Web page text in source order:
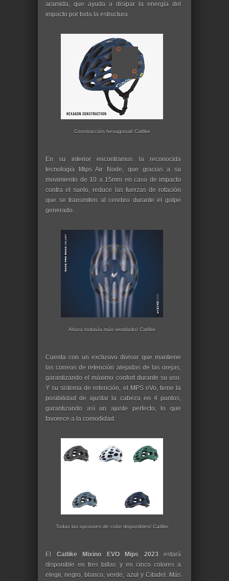
aramida, que ayuda a disipar la energía del
impacto por toda la estructura.
Construcción hexagonal/ Catlike
En su interior encontramos la reconocida
tecnología Mips Air Node, que gracias a su
movimiento de 10 a 15mm en caso de impacto
contra el suelo, reduce las fuerzas de rotación
que se transmiten al cerebro durante el golpe
generado.
Ahora todavía más ventilado/ Catlike
Cuenta con un exclusivo divisor que mantiene
las correas de retención alejadas de las orejas,
garantizando el máximo confort durante su uso.
Y su sistema de retención, el MPS eVo, tiene la
posibilidad de ajustar la cabeza en 4 puntos,
garantizando así un ajuste perfecto, lo que
favorece a la comodidad.
Todas las opciones de color disponibles/ Catlike
El Catlike Mixino EVO Mips 2023estará
disponible en tres tallas y en cinco colores a
elegir, negro, blanco, verde, azul y Citadel. Más